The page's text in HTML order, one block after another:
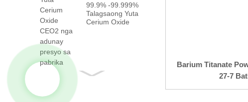
99.9% -99.999%
Talagsaong Yuta
Cerium Oxide
Barium Titanate
27-7